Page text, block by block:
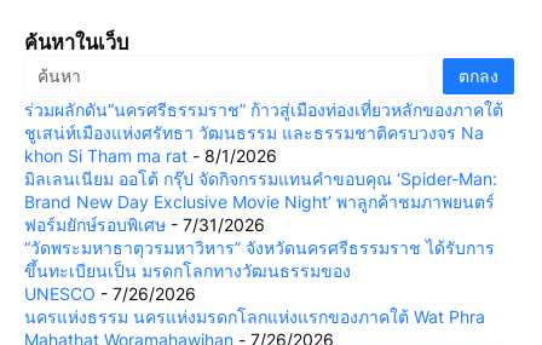
ค้นหาในเว็บ
ร่วมผลักดัน“นครศรีธรรมราช” ก้าวสู่เมืองท่องเที่ยวหลักของภาคใต้
ชูเสน่ห์เมืองแห่งศรัทธา วัฒนธรรม และธรรมชาติครบวงจร Na
khon Si Tham ma rat - 8/1/2026
มิลเลนเนียม ออโต้ กรุ๊ป จัดกิจกรรมแทนคำขอบคุณ ‘Spider-Man:
Brand New Day Exclusive Movie Night’ พาลูกค้าชมภาพยนตร์
ฟอร์มยักษ์รอบพิเศษ - 7/31/2026
“วัดพระมหาธาตุวรมหาวิหาร” จังหวัดนครศรีธรรมราช ได้รับการ
ขึ้นทะเบียนเป็น มรดกโลกทางวัฒนธรรมของ
UNESCO - 7/26/2026
นครแห่งธรรม นครแห่งมรดกโลกแห่งแรกของภาคใต้ Wat Phra
Mahathat Woramahawihan - 7/26/2026